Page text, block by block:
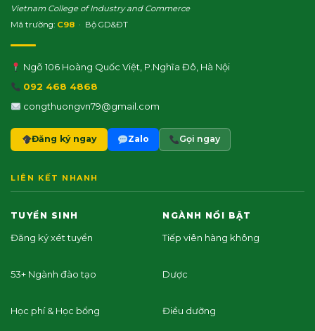
Vietnam College of Industry and Commerce
Mã trường: C98 · Bộ GD&ĐT
Ngõ 106 Hoàng Quốc Việt, P.Nghĩa Đô, Hà Nội
092 468 4868
congthuongvn79@gmail.com
Đăng ký ngay Zalo Gọi ngay
LIÊN KẾT NHANH
TUYỂN SINH
Đăng ký xét tuyển
53+ Ngành đào tạo
Học phí & Học bổng
NGÀNH NỔI BẬT
Tiếp viên hàng không
Dược
Điều dưỡng